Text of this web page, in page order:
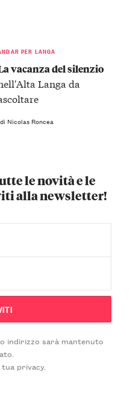
PER LANGA
vacanza del silenzio
Langa da
di Nicolas Roncea
le novità e le
alla newsletter!
indirizzo sarà mantenuto
privacy.